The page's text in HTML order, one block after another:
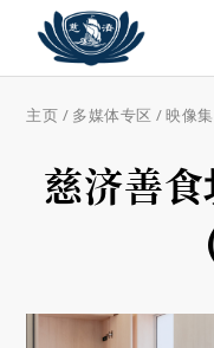
主页 / 多媒体专区 /映像集
慈济善